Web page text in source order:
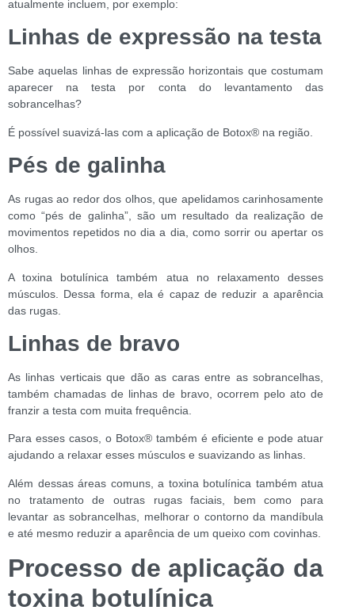
atualmente incluem, por exemplo:
Linhas de expressão na testa
Sabe aquelas linhas de expressão horizontais que costumam
aparecer na testa por conta do levantamento das
sobrancelhas?
É possível suavizá-las com a aplicação de Botox® na região.
Pés de galinha
As rugas ao redor dos olhos, que apelidamos carinhosamente
como “pés de galinha”, são um resultado da realização de
movimentos repetidos no dia a dia, como sorrir ou apertar os
olhos.
A toxina botulínica também atua no relaxamento desses
músculos. Dessa forma, ela é capaz de reduzir a aparência
das rugas.
Linhas de bravo
As linhas verticais que dão as caras entre as sobrancelhas,
também chamadas de linhas de bravo, ocorrem pelo ato de
franzir a testa com muita frequência.
Para esses casos, o Botox® também é eficiente e pode atuar
ajudando a relaxar esses músculos e suavizando as linhas.
Além dessas áreas comuns, a toxina botulínica também atua
no tratamento de outras rugas faciais, bem como para
levantar as sobrancelhas, melhorar o contorno da mandíbula
e até mesmo reduzir a aparência de um queixo com covinhas.
Processo de aplicação da
toxina botulínica